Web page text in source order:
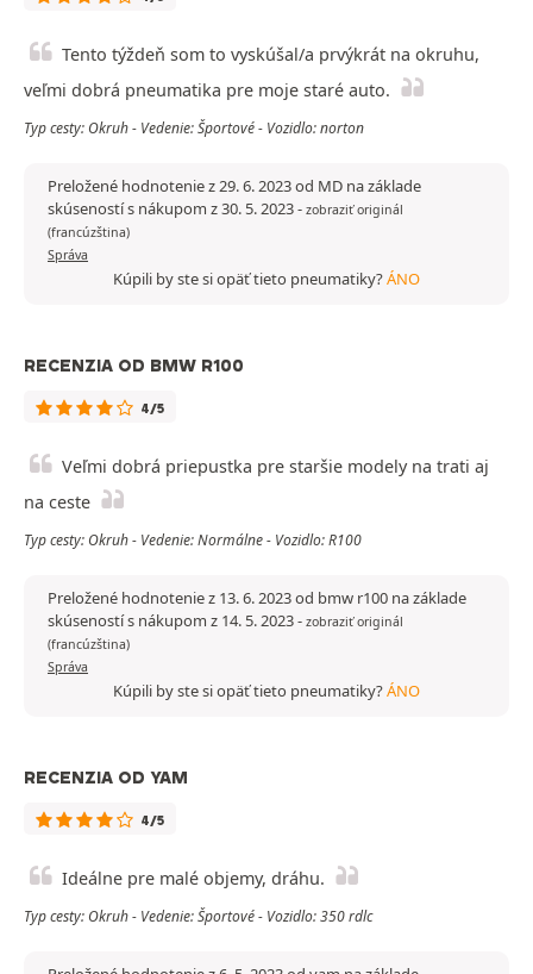
Tento týždeň som to vyskúšal/a prvýkrát na okruhu,
veľmi dobrá pneumatika pre moje staré auto.
Typ cesty: Okruh - Vedenie: Športové - Vozidlo: norton
Preložené hodnotenie z 29. 6. 2023 od MD na základe
skúseností s nákupom z 30. 5. 2023- zobraziť originál
(francúzština)
Správa
Kúpili by ste si opäť tieto pneumatiky?ÁNO
RECENZIA OD BMW R100
4/5
Veľmi dobrá priepustka pre staršie modely na trati aj
na ceste
Typ cesty: Okruh - Vedenie: Normálne - Vozidlo: R100
Preložené hodnotenie z 13. 6. 2023 od bmw r100 na základe
skúseností s nákupom z 14. 5. 2023- zobraziť originál
(francúzština)
Správa
Kúpili by ste si opäť tieto pneumatiky?ÁNO
RECENZIA OD YAM
4/5
Ideálne pre malé objemy, dráhu.
Typ cesty: Okruh - Vedenie: Športové - Vozidlo: 350 rdlc